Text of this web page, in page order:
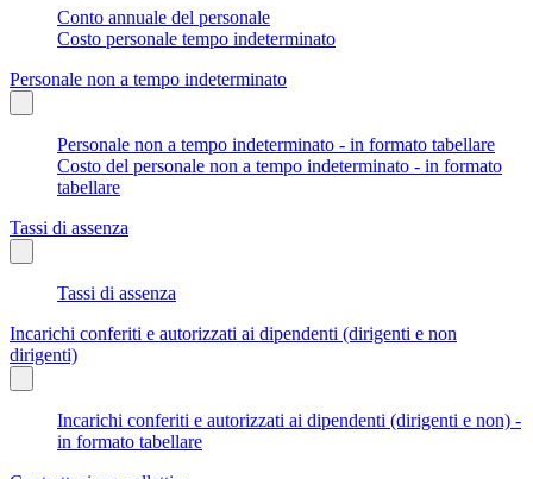
Conto annuale del personale
Costo personale tempo indeterminato
Personale non a tempo indeterminato
Personale non a tempo indeterminato - in formato tabellare
Costo del personale non a tempo indeterminato - in formato
tabellare
Tassi di assenza
Tassi di assenza
Incarichi conferiti e autorizzati ai dipendenti (dirigenti e non
dirigenti)
Incarichi conferiti e autorizzati ai dipendenti (dirigenti e non) -
in formato tabellare